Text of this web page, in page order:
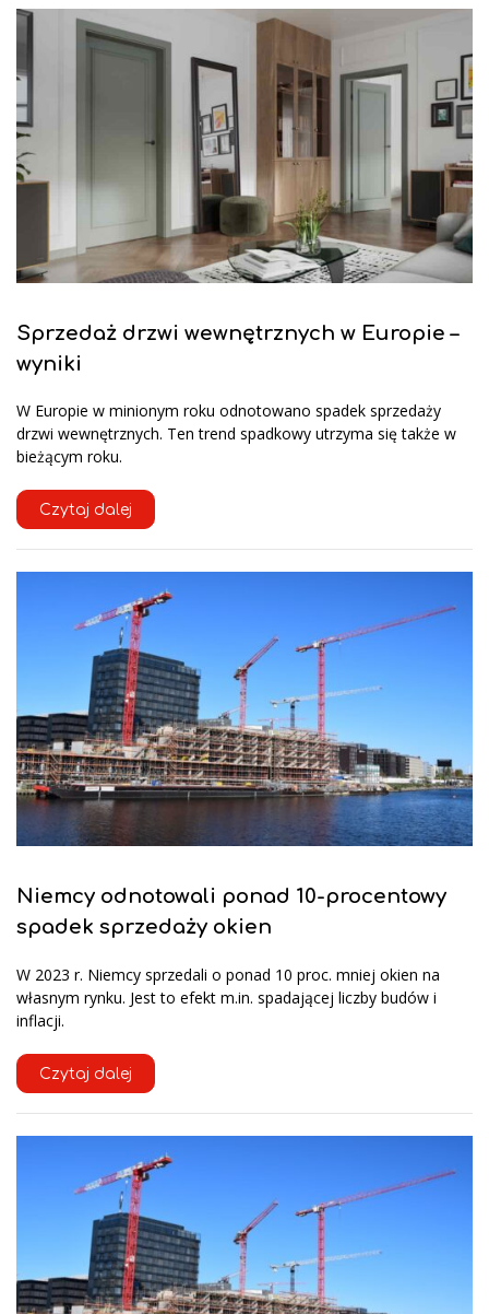
Sprzedaż drzwi wewnętrznych w Europie –
wyniki
W Europie w minionym roku odnotowano spadek sprzedaży
drzwi wewnętrznych. Ten trend spadkowy utrzyma się także w
bieżącym roku.
Czytaj dalej
Niemcy odnotowali ponad 10-procentowy
spadek sprzedaży okien
W 2023 r. Niemcy sprzedali o ponad 10 proc. mniej okien na
własnym rynku. Jest to efekt m.in. spadającej liczby budów i
inflacji.
Czytaj dalej